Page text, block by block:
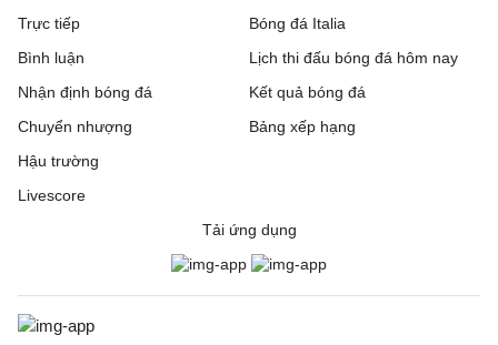
Trực tiếp
Bóng đá Italia
Bình luận
Nhận định bóng đá
Chuyển nhượng
Hậu trường
Livescore
Lịch thi đấu bóng đá hôm nay
Kết quả bóng đá
Bảng xếp hạng
Tải ứng dụng